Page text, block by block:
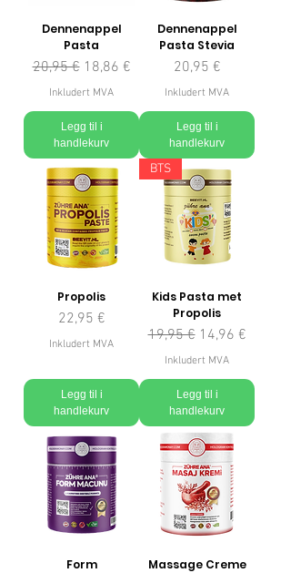
Dennenappel
Pasta
Vanlig pris
20,95 € Salgspris
18,86 €
Inkludert MVA
Legg til i
handlekurv
Dennenappel
Pasta Stevia
Pris
20,95 €
Inkludert MVA
Legg til i
handlekurv
Propolis
Pris
22,95 €
Inkludert MVA
Legg til i
handlekurv
BTS
Kids Pasta met
Propolis
Vanlig pris
19,95 € Salgspris
14,96 €
Inkludert MVA
Legg til i
handlekurv
Form Massage Creme